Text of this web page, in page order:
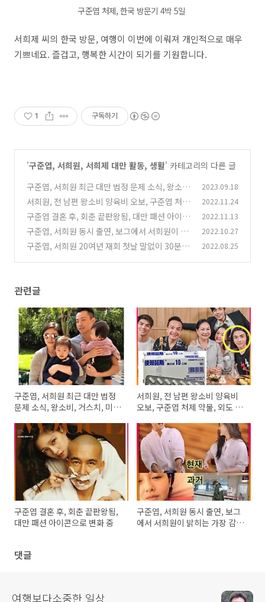
구준엽 처제, 한국 방문기 4박 5일
서희제 씨의 한국 방문, 여행이 이번에 이뤄져 개인적으로 매우
기쁘네요. 즐겁고, 행복한 시간이 되기를 기원합니다.
1 구독하기
'구준엽, 서희원, 서희제 대만 활동, 생활' 카테고리의 다른 글
구준엽, 서희원 최근 대만 법정 문제 소식, 왕소
비, 거스치, 미키 황 (0)
2023.09.18
서희원, 전 남편 왕소비 양육비 오보, 구준엽 처제
약물, 외도 팩트 알아보기 (0)
2022.11.24
구준엽 결혼 후, 회춘 끝판왕됨, 대만 패션 아이콘
으로 변화 중
(0)
2022.11.13
구준엽, 서희원 동시 출연, 보그에서 서희원이 밝
히는 가장 감격의 순간
(0)
2022.10.27
구준엽, 서희원 20여년 재회 첫날 말없이 30분 서
2022.08.25
관련글
구준엽, 서희원 최근 대만 법정
문제 소식, 왕소비, 거스치, 미키
서희원, 전 남편 왕소비 양육비
오보, 구준엽 처제 약물, 외도 팩
구준엽 결혼 후, 회춘 끝판왕됨,
대만 패션 아이콘으로 변화 중
구준엽, 서희원 동시 출연, 보그
에서 서희원이 밝히는 가장 감격
댓글
여행보다소중한 일상